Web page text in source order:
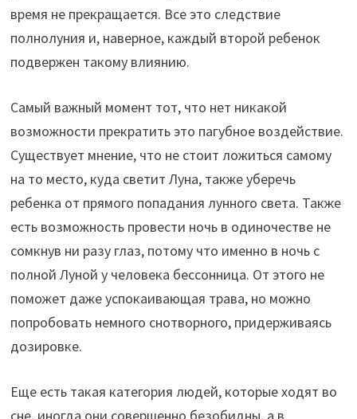
время не прекращается. Все это следствие
полнолуния и, наверное, каждый второй ребенок
подвержен такому влиянию.
Самый важный момент тот, что нет никакой
возможности прекратить это пагубное воздействие.
Существует мнение, что не стоит ложиться самому
на то место, куда светит Луна, также уберечь
ребенка от прямого попадания лунного света. Также
есть возможность провести ночь в одиночестве не
сомкнув ни разу глаз, потому что именно в ночь с
полной Луной у человека бессонница. От этого не
поможет даже успокаивающая трава, но можно
попробовать немного снотворного, придерживаясь
дозировке.
Еще есть такая категория людей, которые ходят во
сне, иногда они совершенно безобидны, а в